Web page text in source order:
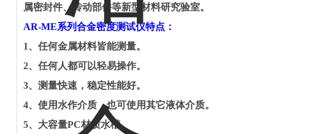
属密封件、传动部件等新型材料研究验室。
AR-ME系列合金密度测试仪特点：
1、任何金属材料皆能测量。
2、任何人都可以轻易操作。
3、测量快速，稳定性能好。
4、使用水作介质，也可使用其它液体介质。
5、大容量PC材质水槽。